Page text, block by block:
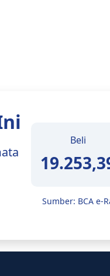
Beli
Sumber: BCA e-